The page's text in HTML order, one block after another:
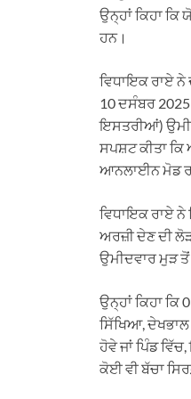
ਉਨ੍ਹਾਂ ਕਿਹਾ
ਹਨ।
ਵਿਧਾਇਕ ਰਾਏ
10 ਦਸੰਬਰ
ਇਸਤਰੀਆਂ)
ਸਪਸ਼ਟ ਕੀਤਾ ਕਿ
ਆਨਲਾਈਨ ਮੋਡ
ਵਿਧਾਇਕ ਰਾਏ ਨੇ
ਅਰਜ਼ੀ ਦੇਣ ਦੀ
ਉਮੀਦਵਾਰ ਮੁੜ
ਉਨ੍ਹਾਂ ਕਿਹਾ ਕਿ
ਸਿੱਖਿਆ, ਦੇਖਭਾਲ
ਹੋਵੇ ਜਾਂ ਪਿੰਡ
ਕੋਈ ਵੀ ਬੱਚਾ